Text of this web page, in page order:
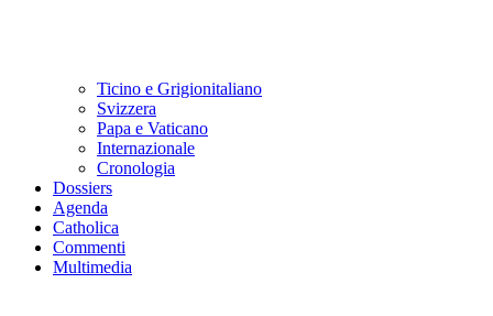
Ticino e Grigionitaliano
Svizzera
Papa e Vaticano
Internazionale
Cronologia
Dossiers
Agenda
Catholica
Commenti
Multimedia